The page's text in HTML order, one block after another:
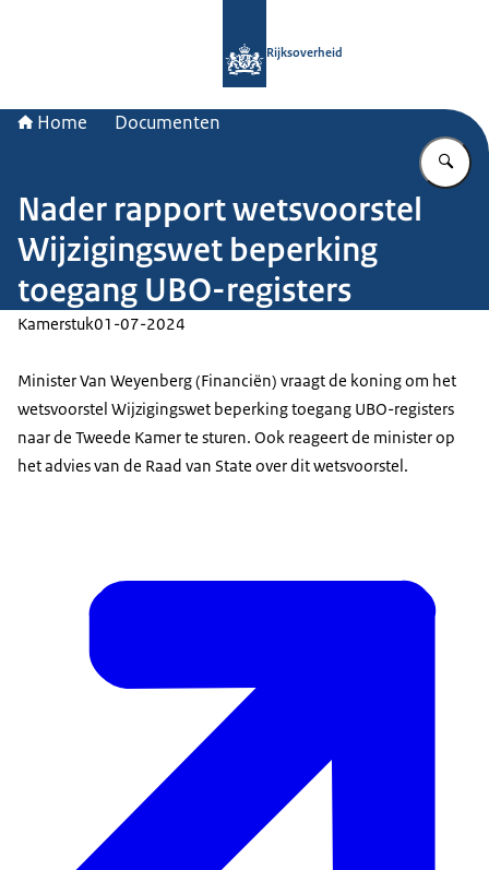
Rijksoverheid
Home Documenten
Nader rapport wetsvoorstel
Wijzigingswet beperking
toegang UBO-registers
Kamerstuk01-07-2024
Minister Van Weyenberg (Financiën) vraagt de koning om het
wetsvoorstel Wijzigingswet beperking toegang UBO-registers
naar de Tweede Kamer te sturen. Ook reageert de minister op
het advies van de Raad van State over dit wetsvoorstel.